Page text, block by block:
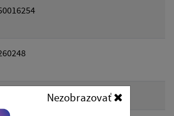
Nezobrazovať
energia